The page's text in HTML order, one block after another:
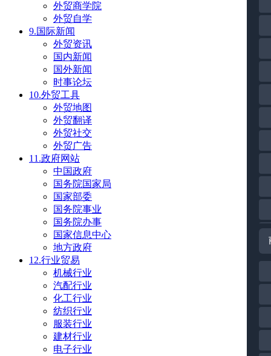
外贸商学院
外贸自学
9.国际新闻
外贸资讯
国内新闻
国外新闻
时事论坛
10.外贸工具
外贸地图
外贸翻译
外贸社交
外贸广告
11.政府网站
中国政府
国务院国家局
国家部委
国务院事业
国务院办事
国家信息中心
地方政府
12.行业贸易
机械行业
汽配行业
化工行业
纺织行业
服装行业
建材行业
电子行业